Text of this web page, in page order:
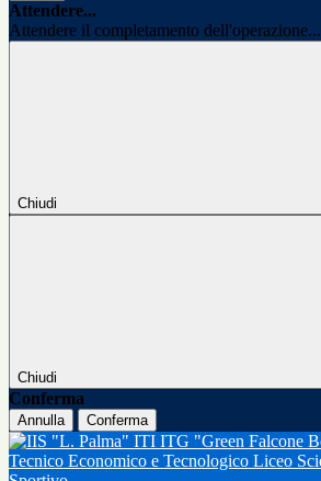
Attendere...
Attendere il completamento dell'operazione...
Chiudi
Chiudi
Conferma
Annulla Conferma